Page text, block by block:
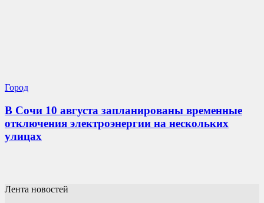
Город
В Сочи 10 августа запланированы временные
отключения электроэнергии на нескольких
улицах
Лента новостей